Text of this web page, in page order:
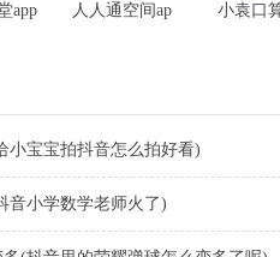
app 人人通空间ap 小袁口
小宝宝拍抖音怎么拍好看)
音小学数学老师火了)